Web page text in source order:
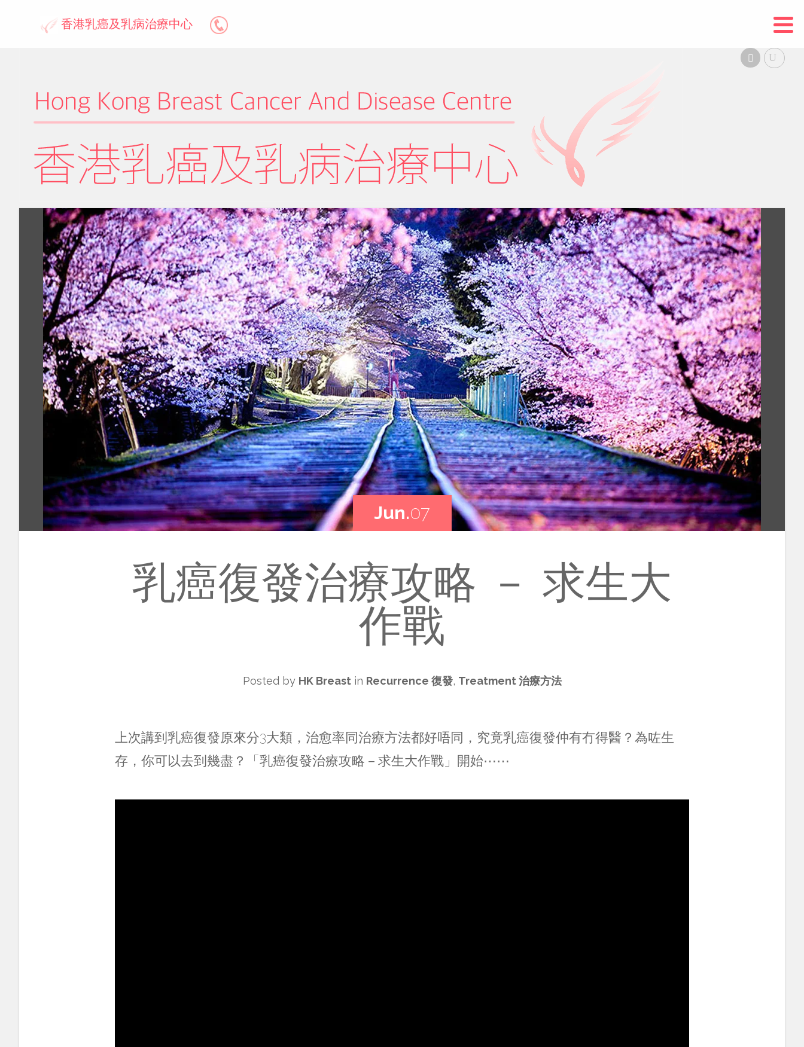
Jun.07
乳癌復發治療攻略 － 求生大
作戰
Posted by HK Breastin Recurrence 復發, Treatment 治療方法
上次講到乳癌復發原來分3大類，治愈率同治療方法都好唔同，究竟乳癌復發仲有冇得醫？為咗生
存，你可以去到幾盡？「乳癌復發治療攻略－求生大作戰」開始⋯⋯
香港乳癌及乳病治療中心